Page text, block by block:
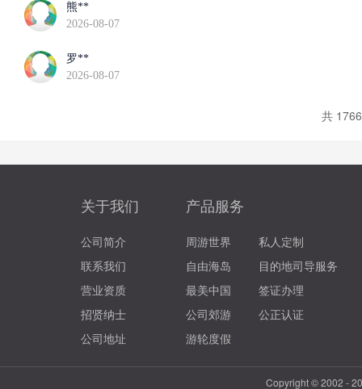
熊**
2026-08-07
罗**
2026-08-07
共
关于我们
公司简介
联系我们
营业资质
招贤纳士
公司地址
产品服务
周游世界
私人定制
自由海岛
目的地司导服务
最美中国
签证办理
公司郊游
公正认证
游轮度假
Copyright © 2002 -